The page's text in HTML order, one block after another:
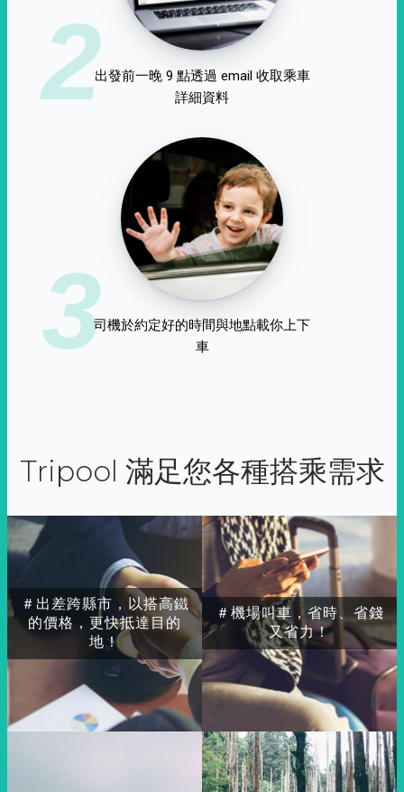
2出發前一晚 9 點透過 email 收取乘車
詳細資料
3司機於約定好的時間與地點載你上下
車
Tripool 滿足您各種搭乘需求
＃出差跨縣市，以搭高鐵
的價格，更快抵達目的
地！
＃機場叫車，省時、省錢
又省力！